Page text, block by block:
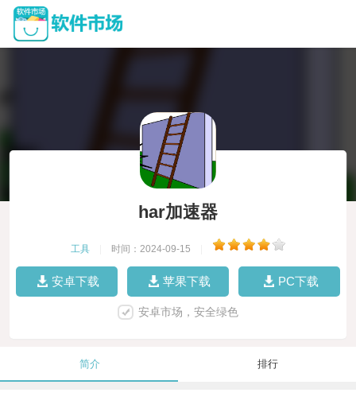
har加速器
工具 时间：2024-09-15
安卓下载 苹果下载 PC下载
安卓市场，安全绿色
简介 排行